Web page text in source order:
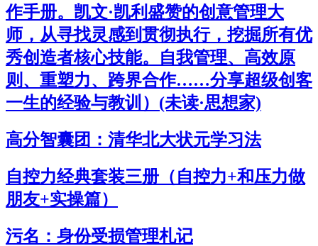
作手册。凯文·凯利盛赞的创意管理大
师，从寻找灵感到贯彻执行，挖掘所有优
秀创造者核心技能。自我管理、高效原
则、重塑力、跨界合作……分享超级创客
一生的经验与教训）(未读·思想家)
高分智囊团：清华北大状元学习法
自控力经典套装三册（自控力+和压力做
朋友+实操篇）
污名：身份受损管理札记